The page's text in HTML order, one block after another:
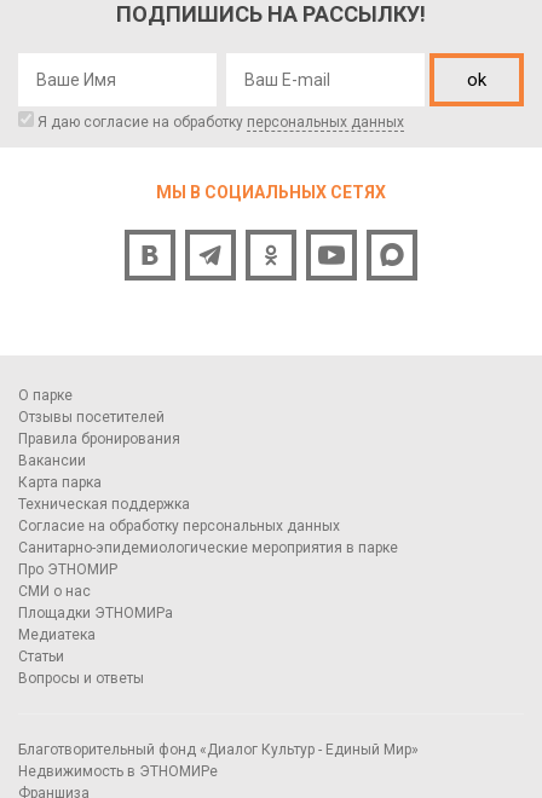
ПОДПИШИСЬ НА РАССЫЛКУ!
ok
Я даю согласие на обработку персональных данных
МЫ В СОЦИАЛЬНЫХ СЕТЯХ
О парке
Отзывы посетителей
Правила бронирования
Вакансии
Карта парка
Техническая поддержка
Согласие на обработку персональных данных
Санитарно-эпидемиологические мероприятия в парке
Про ЭТНОМИР
СМИ о нас
Площадки ЭТНОМИРа
Медиатека
Статьи
Вопросы и ответы
Благотворительный фонд «Диалог Культур - Единый Мир»
Недвижимость в ЭТНОМИРе
Франшиза